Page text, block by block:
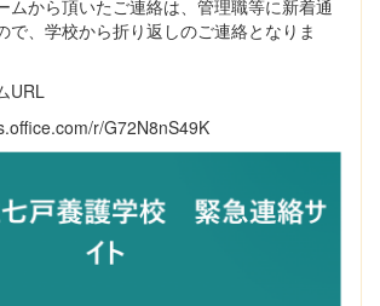
ムから頂いたご連絡は、管理職等に新着通
で、学校から折り返しのご連絡となりま
URL
r/G72N8nS49K